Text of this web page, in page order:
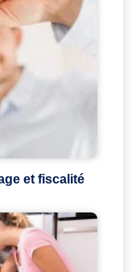
et fiscalité